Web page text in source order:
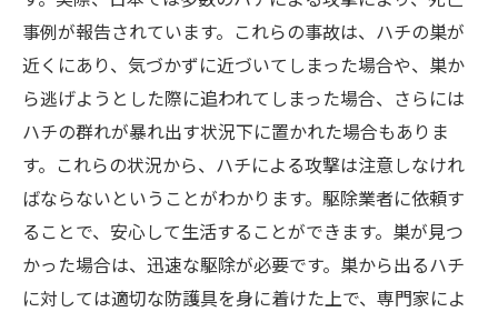
事例が報告されています。これらの事故は、ハチの巣が
近くにあり、気づかずに近づいてしまった場合や、巣か
ら逃げようとした際に追われてしまった場合、さらには
ハチの群れが暴れ出す状況下に置かれた場合もありま
す。これらの状況から、ハチによる攻撃は注意しなけれ
ばならないということがわかります。駆除業者に依頼す
ることで、安心して生活することができます。巣が見つ
かった場合は、迅速な駆除が必要です。巣から出るハチ
に対しては適切な防護具を身に着けた上で、専門家によ